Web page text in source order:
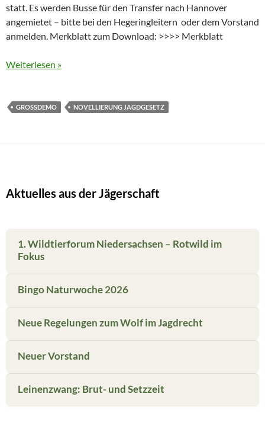
statt. Es werden Busse für den Transfer nach Hannover
angemietet – bitte bei den Hegeringleitern oder dem Vorstand
anmelden. Merkblatt zum Download: >>>> Merkblatt
Weiterlesen »
GROSSDEMO NOVELLIERUNG JAGDGESETZ
Aktuelles aus der Jägerschaft
1. Wildtierforum Niedersachsen – Rotwild im
Fokus
Bingo Naturwoche 2026
Neue Regelungen zum Wolf im Jagdrecht
Neuer Vorstand
Leinenzwang: Brut- und Setzzeit